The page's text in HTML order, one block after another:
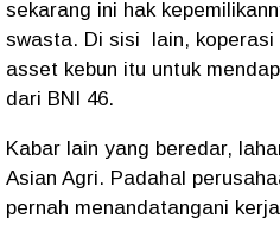
sekarang ini hak
swasta. Di sisi
lain, koperasi
asset kebun itu untuk
dari BNI 46.
Kabar lain yang beredar,
Asian Agri. Padahal
pernah menandatangani